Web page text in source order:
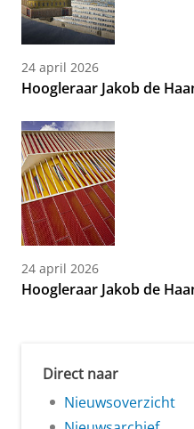
24 april 2026
Hoogleraar Jakob de
24 april 2026
Hoogleraar Jakob de
Direct naar
Nieuwsoverzicht